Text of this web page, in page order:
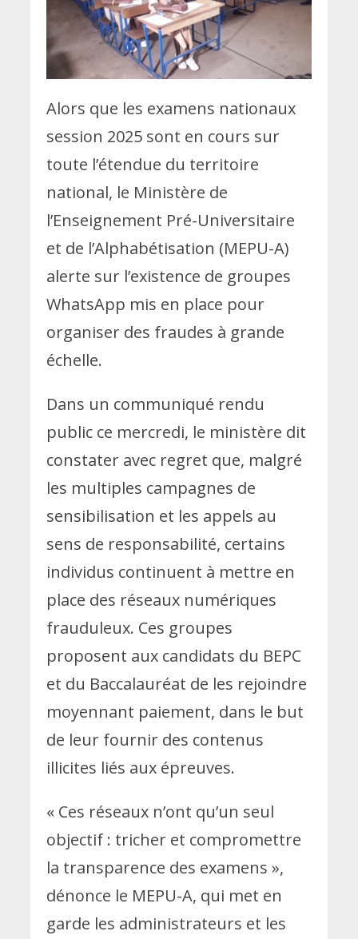
Alors que les examens nationaux
session 2025 sont en cours sur
toute l’étendue du territoire
national, le Ministère de
l’Enseignement Pré-Universitaire
et de l’Alphabétisation (MEPU-A)
alerte sur l’existence de groupes
WhatsApp mis en place pour
organiser des fraudes à grande
échelle.
Dans un communiqué rendu
public ce mercredi, le ministère dit
constater avec regret que, malgré
les multiples campagnes de
sensibilisation et les appels au
sens de responsabilité, certains
individus continuent à mettre en
place des réseaux numériques
frauduleux. Ces groupes
proposent aux candidats du BEPC
et du Baccalauréat de les rejoindre
moyennant paiement, dans le but
de leur fournir des contenus
illicites liés aux épreuves.
« Ces réseaux n’ont qu’un seul
objectif : tricher et compromettre
la transparence des examens »,
dénonce le MEPU-A, qui met en
garde les administrateurs et les